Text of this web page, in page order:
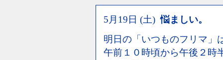
5月19日 (土)悩ましい。
明日の「いつものフリマ」
午前１０時頃から午後２時